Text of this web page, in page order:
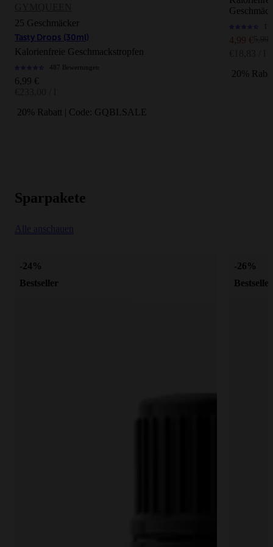
25 Geschmäcker
Tasty Drops (30ml)
Kalorienfreie Geschmackstropfen
487 Bewertungen
Angebot
6,99 €
20% Rabatt | Code: GQBLSALE
Angebot
4,99 €
20%
Speziell für Frauen entwickelte Produkte
Laborgeprüfte Qualität und strenge
Qualitätskontrolle
Bewertungen
Sparpakete
Alle anschauen
-24%
Bestseller
-26%
Bestseller